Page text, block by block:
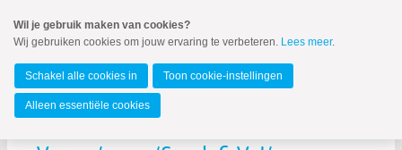
naar
Spring
de
inhoud
Spring
naar
hoofdmenu
Gemeente Groningen
MENU
Wil je gebruik maken van cookies?
Wij gebruiken cookies om jouw ervaring te verbeteren. Lees meer.
Schakel alle cookies in Toon cookie-instellingen
Alleen essentiële cookies